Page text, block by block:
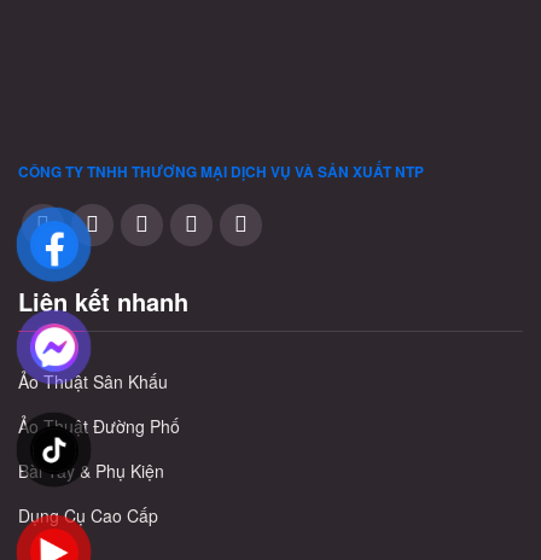
CÔNG TY TNHH THƯƠNG MẠI DỊCH VỤ VÀ SẢN XUẤTNTP
Liên kết nhanh
Ảo Thuật Sân Khấu
Ảo Thuật Đường Phố
Bài Tây & Phụ Kiện
Dụng Cụ Cao Cấp